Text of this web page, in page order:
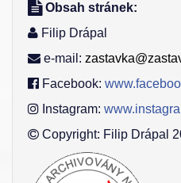
Obsah stránek:
Filip Drápal
e-mail:
Facebook:
Instagram:
Copyright: Filip Drápal